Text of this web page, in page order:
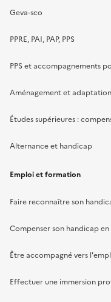
Geva-sco
PPRE, PAI, PAP, PPS
PPS et accompagnements
Aménagement et
Études supérieures :
Alternance et handicap
Emploi et formation
Faire reconnaître son
Compenser son handicap
Être accompagné vers
Effectuer une immersion